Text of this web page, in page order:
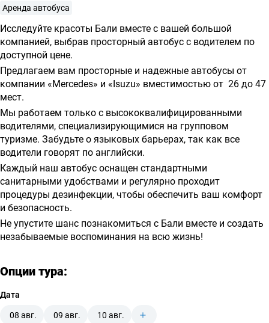
о
предоставлении
услуг
Аренда автобуса
Исследуйте красоты Бали вместе с вашей большой
компанией, выбрав просторный автобус с водителем по
доступной цене.
Предлагаем вам просторные и надежные автобусы от
компании «Mercedes» и «Isuzu» вместимостью от 26 до 47
мест.
Мы работаем только с высококвалифицированными
водителями, специализирующимися на групповом
туризме. Забудьте о языковых барьерах, так как все
водители говорят по английски.
Каждый наш автобус оснащен стандартными
санитарными удобствами и регулярно проходит
процедуры дезинфекции, чтобы обеспечить ваш комфорт
и безопасность.
Не упустите шанс познакомиться с Бали вместе и создать
незабываемые воспоминания на всю жизнь!
Опции тура:
Дата
08 авг. 09 авг.
10 авг.